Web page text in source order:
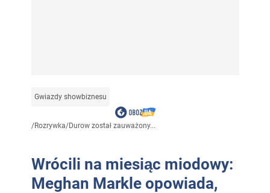
Gwiazdy showbiznesu
/Rozrywka/Durow został zauważony...
Wrócili na miesiąc miodowy:
Meghan Markle opowiada,